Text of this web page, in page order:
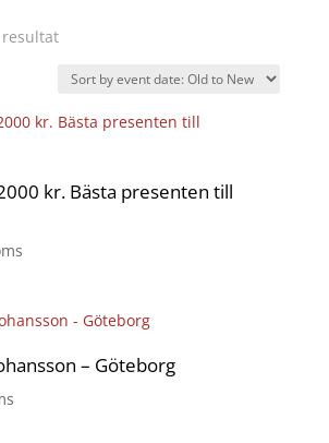
resultat
kr. Bästa presenten till
– Göteborg